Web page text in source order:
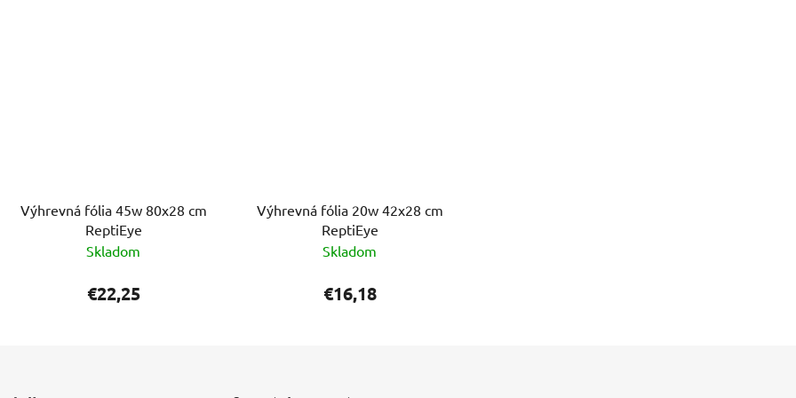
Výhrevná fólia 45w 80x28 cm
ReptiEye
Skladom
€22,25
Výhrevná fólia 20w 42x28 cm
ReptiEye
Skladom
€16,18